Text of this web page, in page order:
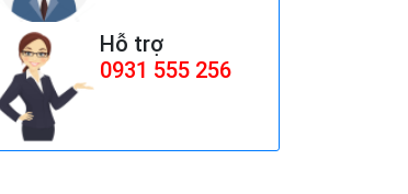
199,000 cái đ
SẤY 1.4HP
Hỗ trợ
0931 555 256